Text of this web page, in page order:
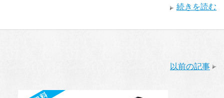
続きを読む
以前の記事